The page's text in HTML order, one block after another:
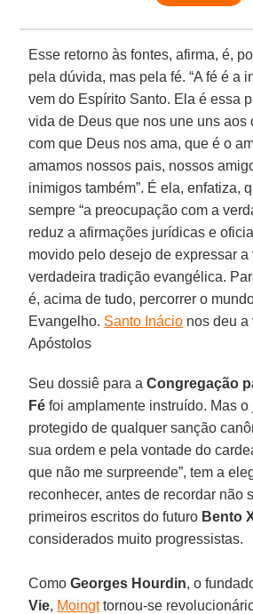
Esse retorno às fontes, afirma, é,
pela dúvida, mas pela fé. “A fé é a
vem do Espírito Santo. Ela é essa
vida de Deus que nos une uns aos
com que Deus nos ama, que é o
amamos nossos pais, nossos
inimigos também”. É ela, enfatiza,
sempre “a preocupação com a
reduz a afirmações jurídicas e
movido pelo desejo de expressar a
verdadeira tradição evangélica.
é, acima de tudo, percorrer o
Evangelho. Santo Inácio nos deu a
Apóstolos
Seu dossiê para aCongregação
Fé foi amplamente instruído. Mas
protegido de qualquer sanção
sua ordem e pela vontade do
que não me surpreende”, tem a
reconhecer, antes de recordar não
primeiros escritos do futuro Bento
considerados muito progressistas.
ComoGeorges Hourdin, o
Vie, Moingttornou-se